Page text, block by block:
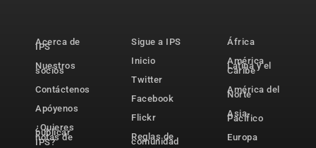
Acerca de
IPS
Nuestros
socios
Contáctenos
Apóyenos
¿Quieres
publicar
notas de
IPS?
Sigue a IPS
Inicio
Twitter
Facebook
Flickr
Reglas de
comunidad
África
América
Latina y el
Caribe
América del
Norte
Asia-
Pacífico
Europa